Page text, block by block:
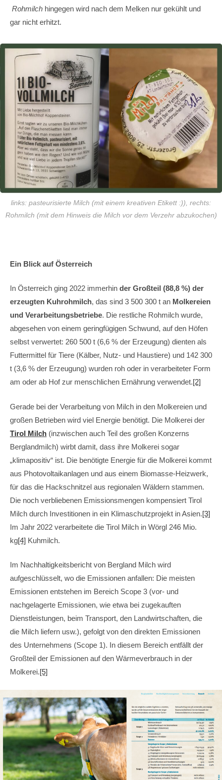
Rohmilch hingegen wird nach dem Melken nur gekühlt und
gar nicht erhitzt.
links: pasteurisierte Milch (mit einem kreativen Etikett :)), rechts:
Rohmilch (mit dem Hinweis die Milch vor dem Verzehr abzukochen)
Ein Blick auf Österreich
In Österreich ging 2022 immerhin der Großteil (88,8 %) der
erzeugten Kuhrohmilch, das sind 3 500 300 t an Molkereien
und Verarbeitungsbetriebe. Die restliche Rohmilch wurde,
abgesehen von einem geringfügigen Schwund, auf den Höfen
selbst verwertet: 260 500 t (6,6 % der Erzeugung) dienten als
Futtermittel für Tiere (Kälber, Nutz- und Haustiere) und 142 300
t (3,6 % der Erzeugung) wurden roh oder in verarbeiteter Form
am oder ab Hof zur menschlichen Ernährung verwendet.[2]
Gerade bei der Verarbeitung von Milch in den Molkereien und
großen Betrieben wird viel Energie benötigt. Die Molkerei der
Tirol Milch (inzwischen auch Teil des großen Konzerns
Berglandmilch) wirbt damit, dass ihre Molkerei sogar
„klimapositiv“ ist. Die benötigte Energie für die Molkerei kommt
aus Photovoltaikanlagen und aus einem Biomasse-Heizwerk,
für das die Hackschnitzel aus regionalen Wäldern stammen.
Die noch verbliebenen Emissionsmengen kompensiert Tirol
Milch durch Investitionen in ein Klimaschutzprojekt in Asien.[3]
Im Jahr 2022 verarbeitete die Tirol Milch in Wörgl 246 Mio.
kg[4] Kuhmilch.
Im Nachhaltigkeitsbericht von Bergland Milch wird
aufgeschlüsselt, wo die Emissionen anfallen: Die meisten
Emissionen entstehen im Bereich Scope 3 (vor- und
nachgelagerte Emissionen, wie etwa bei zugekauften
Dienstleistungen, beim Transport, den Landwirtschaften, die
die Milch liefern usw.), gefolgt von den direkten Emissionen
des Unternehmens (Scope 1). In diesem Bereich entfällt der
Großteil der Emissionen auf den Wärmeverbrauch in der
Molkerei.[5]